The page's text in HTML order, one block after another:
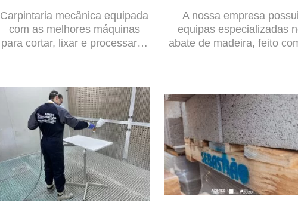
Carpintaria mecânica equipada
com as melhores máquinas
para cortar, lixar e processar…
A nossa empresa
equipas especializadas
abate de madeira, feito